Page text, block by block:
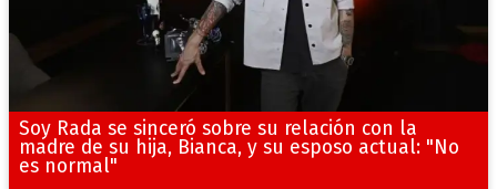
Soy Rada se sinceró sobre su relación con la
madre de su hija, Bianca, y su esposo actual: "No
es normal"